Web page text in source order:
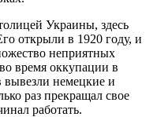
Украины, здесь
открыли в 1920 году, и
неприятных
время оккупации в
вывезли немецкие и
раз прекращал свое
работать.